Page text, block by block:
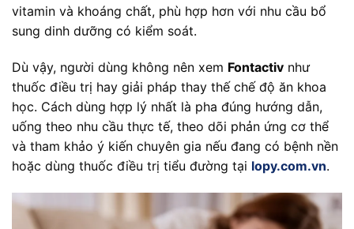
vitamin và khoáng chất, phù hợp hơn với nhu cầu bổ
sung dinh dưỡng có kiểm soát.
Dù vậy, người dùng không nên xem Fontactiv như
thuốc điều trị hay giải pháp thay thế chế độ ăn khoa
học. Cách dùng hợp lý nhất là pha đúng hướng dẫn,
uống theo nhu cầu thực tế, theo dõi phản ứng cơ thể
và tham khảo ý kiến chuyên gia nếu đang có bệnh nền
hoặc dùng thuốc điều trị tiểu đường tại lopy.com.vn.